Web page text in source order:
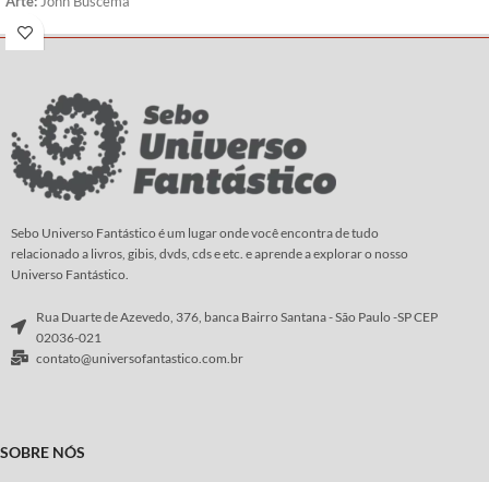
Sebo Universo Fantástico é um lugar onde você encontra de tudo
relacionado a livros, gibis, dvds, cds e etc. e aprende a explorar o nosso
Universo Fantástico.
Rua Duarte de Azevedo, 376, banca Bairro Santana - São Paulo -SP CEP
02036-021
contato@universofantastico.com.br
SOBRE NÓS